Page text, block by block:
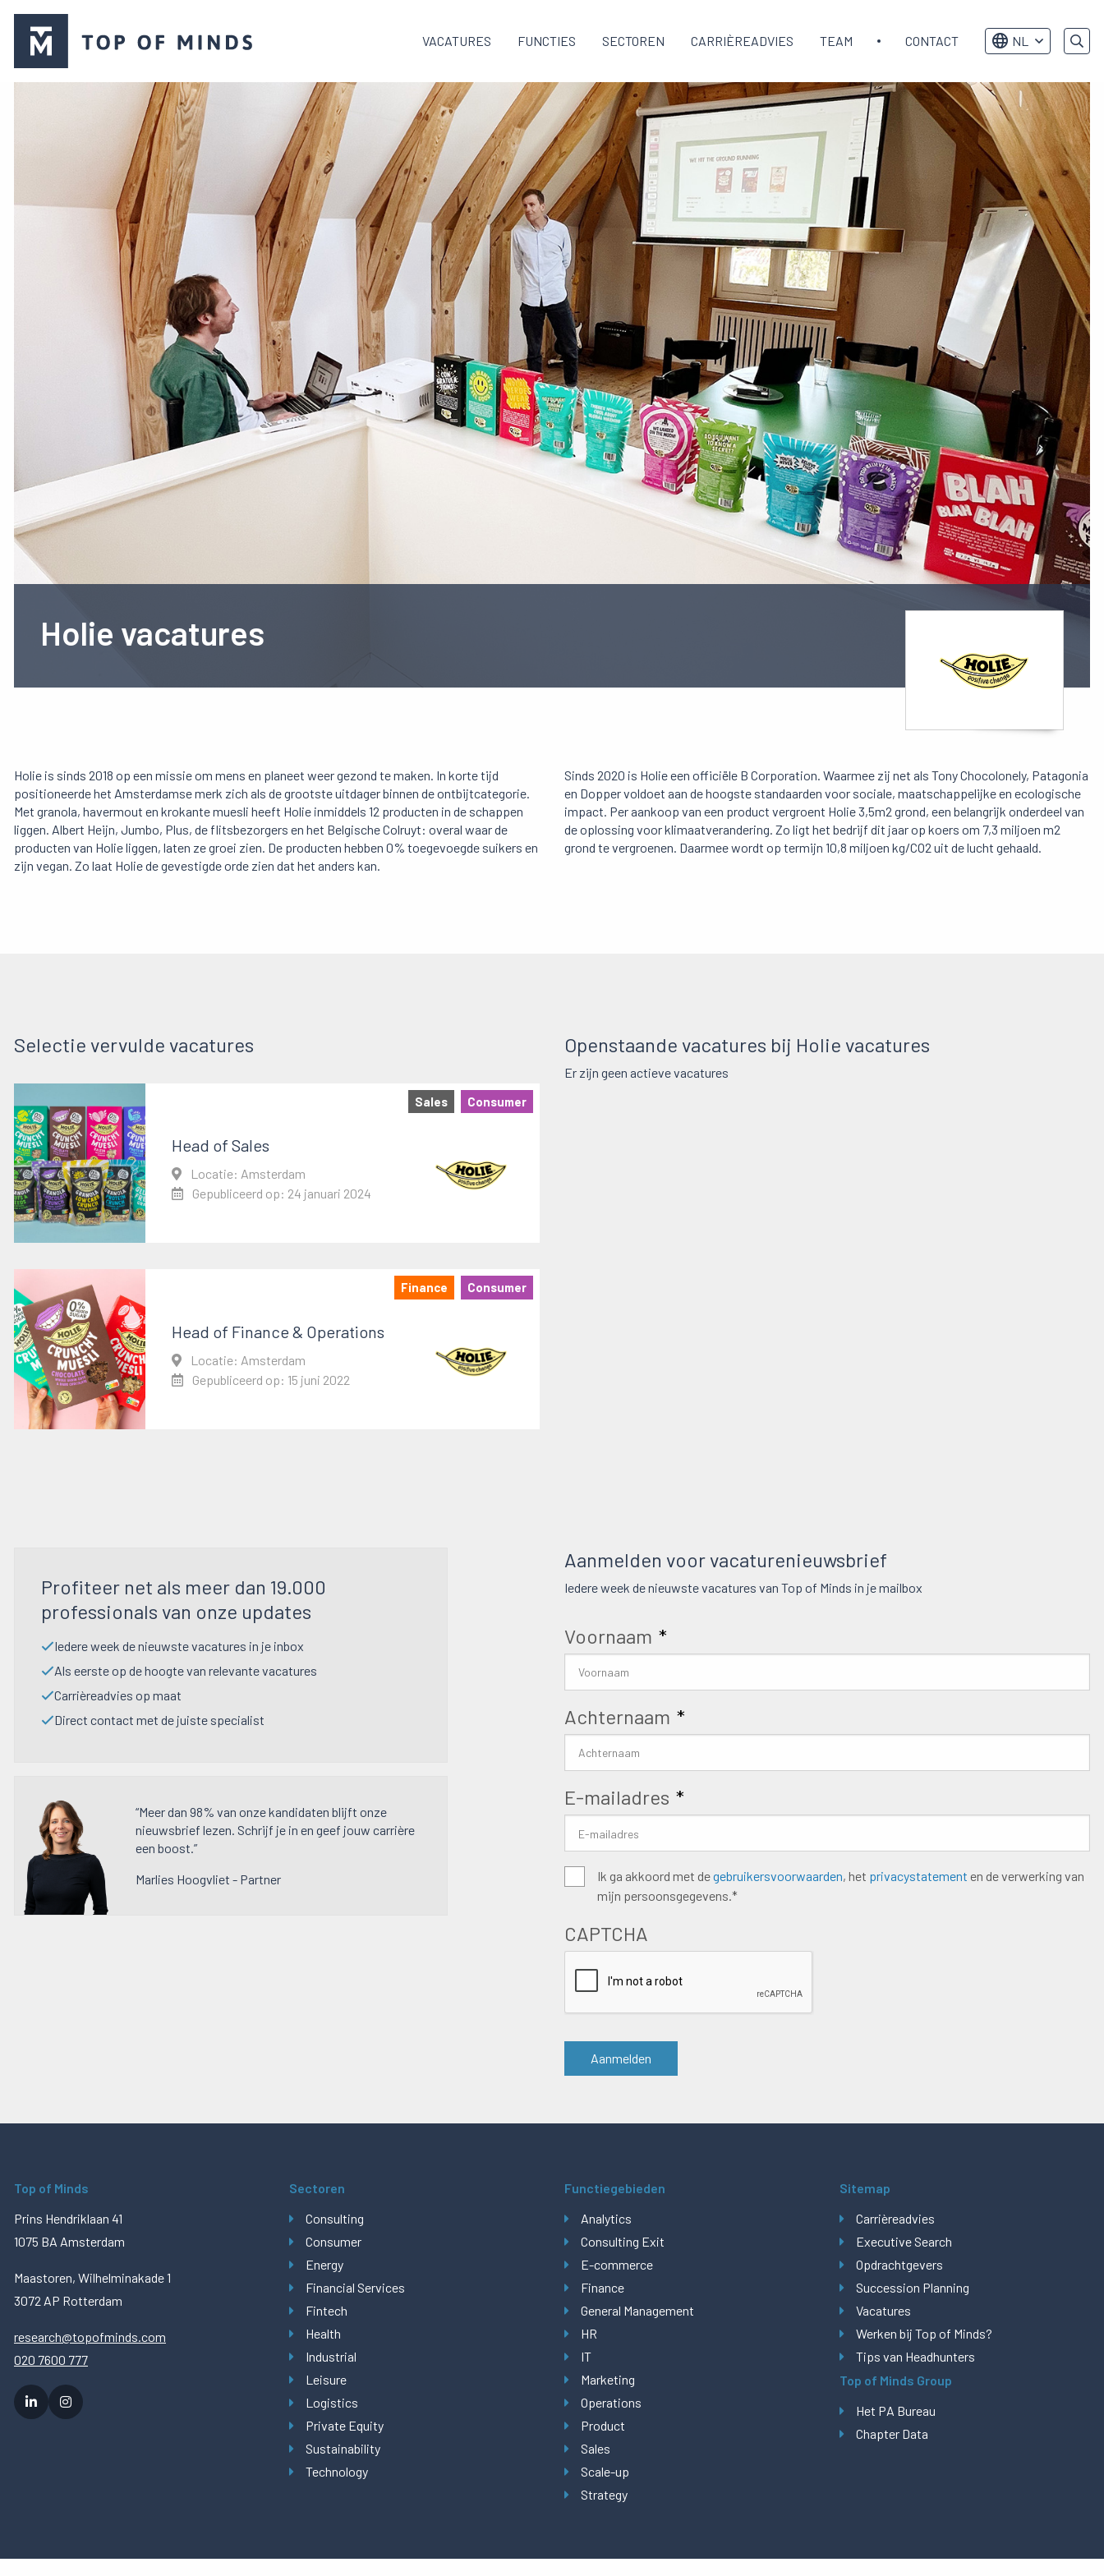
logo
VACATURES FUNCTIES SECTOREN CARRIÈREADVIES TEAM CONTACT NL
Holie vacatures
Holie is sinds 2018 op een missie om mens en planeet weer gezond te maken. In korte tijd
positioneerde het Amsterdamse merk zich als de grootste uitdager binnen de ontbijtcategorie.
Met granola, havermout en krokante muesli heeft Holie inmiddels 12 producten in de schappen
liggen. Albert Heijn, Jumbo, Plus, de flitsbezorgers en het Belgische Colruyt: overal waar de
producten van Holie liggen, laten ze groei zien. De producten hebben 0% toegevoegde suikers en
zijn vegan. Zo laat Holie de gevestigde orde zien dat het anders kan.
Sinds 2020 is Holie een officiële B Corporation. Waarmee zij net als Tony Chocolonely, Patagonia
en Dopper voldoet aan de hoogste standaarden voor sociale, maatschappelijke en ecologische
impact. Per aankoop van een product vergroent Holie 3,5m2 grond, een belangrijk onderdeel van
de oplossing voor klimaatverandering. Zo ligt het bedrijf dit jaar op koers om 7,3 miljoen m2
grond te vergroenen. Daarmee wordt op termijn 10,8 miljoen kg/CO2 uit de lucht gehaald.
Selectie vervulde vacatures
Sales Consumer
Head of Sales
Locatie: Amsterdam
Gepubliceerd op: 24 januari 2024
Finance Consumer
Head of Finance & Operations
Locatie: Amsterdam
Gepubliceerd op: 15 juni 2022
Openstaande vacatures bij Holie vacatures
Er zijn geen actieve vacatures
Profiteer net als meer dan 19.000
professionals van onze updates
Iedere week de nieuwste vacatures in je inbox
Als eerste op de hoogte van relevante vacatures
Carrièreadvies op maat
Direct contact met de juiste specialist
“Meer dan 98% van onze kandidaten blijft onze
nieuwsbrief lezen. Schrijf je in en geef jouw carrière
een boost.”
Marlies Hoogvliet - Partner
Aanmelden voor vacaturenieuwsbrief
Iedere week de nieuwste vacatures van Top of Minds in je mailbox
Voornaam *
Achternaam *
E-mailadres *
Algemene
voorwaarden *
Ik ga akkoord met degebruikersvoorwaarden, het privacystatement en de verwerking van
mijn persoonsgegevens.*
CAPTCHA
Top of Minds
Prins Hendriklaan 41
1075 BA Amsterdam
Maastoren, Wilhelminakade 1
3072 AP Rotterdam
research@topofminds.com
020 7600 777
Sectoren
Consulting
Consumer
Energy
Financial Services
Fintech
Health
Industrial
Leisure
Logistics
Private Equity
Sustainability
Technology
Functiegebieden
Analytics
Consulting Exit
E-commerce
Finance
General Management
HR
IT
Marketing
Operations
Product
Sales
Scale-up
Strategy
Sitemap
Carrièreadvies
Executive Search
Opdrachtgevers
Succession Planning
Vacatures
Werken bij Top of Minds?
Tips van Headhunters
Top of Minds Group
Het PA Bureau
Chapter Data